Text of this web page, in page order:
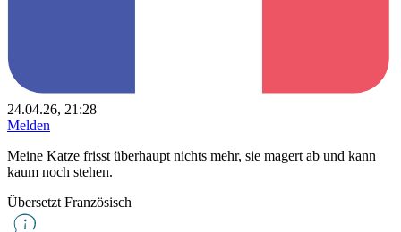
24.04.26, 21:28
Melden
Meine Katze frisst überhaupt nichts mehr, sie magert ab und kann
kaum noch stehen.
Übersetzt Französisch